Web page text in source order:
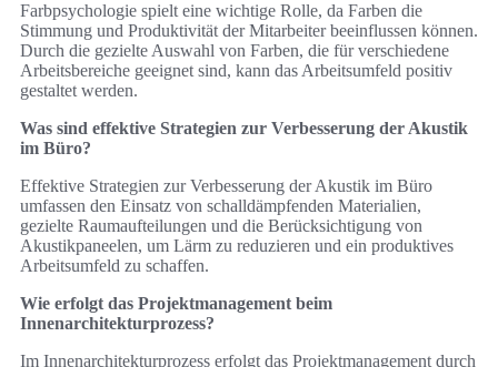
Farbpsychologie spielt eine wichtige Rolle, da Farben die
Stimmung und Produktivität der Mitarbeiter beeinflussen können.
Durch die gezielte Auswahl von Farben, die für verschiedene
Arbeitsbereiche geeignet sind, kann das Arbeitsumfeld positiv
gestaltet werden.
Was sind effektive Strategien zur Verbesserung der Akustik
im Büro?
Effektive Strategien zur Verbesserung der Akustik im Büro
umfassen den Einsatz von schalldämpfenden Materialien,
gezielte Raumaufteilungen und die Berücksichtigung von
Akustikpaneelen, um Lärm zu reduzieren und ein produktives
Arbeitsumfeld zu schaffen.
Wie erfolgt das Projektmanagement beim
Innenarchitekturprozess?
Im Innenarchitekturprozess erfolgt das Projektmanagement durch